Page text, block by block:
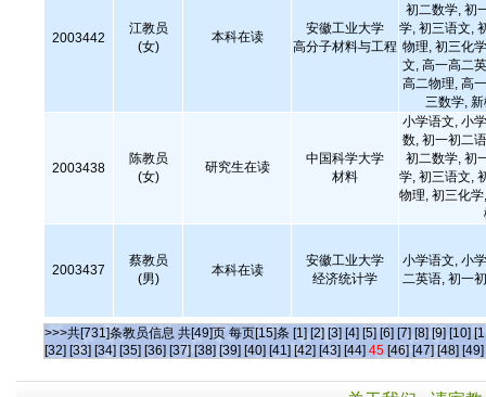
2003442
江教员
(女)
本科在读
安徽工业大学
高分子材料与工程
初二数学, 初
学, 初三语文,
物理, 初三化
文, 高一高二
高二物理, 高
三数学,
2003438
陈教员
(女)
研究生在读
中国科学大学
材料
小学语文, 小
数, 初一初二
初二数学, 初
学, 初三语文,
物理, 初三化
2003437
蔡教员
(男)
本科在读
安徽工业大学
经济统计学
小学语文, 小
二英语, 初一
>>>共[731]条教员信息 共[49]页 每页[15]条 [1] [2] [3] [4] [5] [6] [7] [8] [9] [10]
[32] [33] [34] [35] [36] [37] [38] [39] [40] [41] [42] [43] [44] 45 [46] [47] [48] [49]